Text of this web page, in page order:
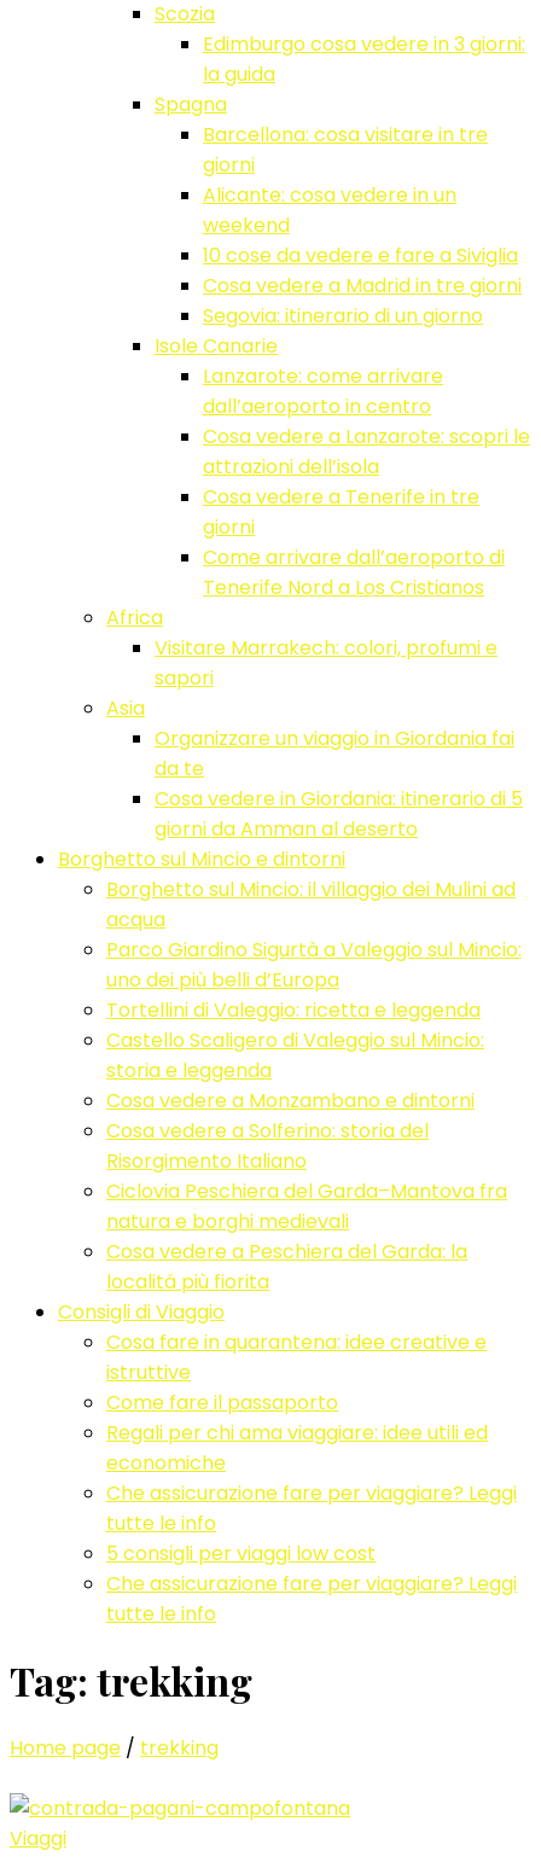
Scozia
Edimburgo cosa vedere in 3 giorni:
la guida
Spagna
Barcellona: cosa visitare in tre
giorni
Alicante: cosa vedere in un
weekend
10 cose da vedere e fare a Siviglia
Cosa vedere a Madrid in tre giorni
Segovia: itinerario di un giorno
Isole Canarie
Lanzarote: come arrivare
dall’aeroporto in centro
Cosa vedere a Lanzarote: scopri le
attrazioni dell’isola
Cosa vedere a Tenerife in tre
giorni
Come arrivare dall’aeroporto di
Tenerife Nord a Los Cristianos
Africa
Visitare Marrakech: colori, profumi e
sapori
Asia
Organizzare un viaggio in Giordania fai
da te
Cosa vedere in Giordania: itinerario di 5
giorni da Amman al deserto
Borghetto sul Mincio e dintorni
Borghetto sul Mincio: il villaggio dei Mulini ad
acqua
Parco Giardino Sigurtà a Valeggio sul Mincio:
uno dei più belli d’Europa
Tortellini di Valeggio: ricetta e leggenda
Castello Scaligero di Valeggio sul Mincio:
storia e leggenda
Cosa vedere a Monzambano e dintorni
Cosa vedere a Solferino: storia del
Risorgimento Italiano
Ciclovia Peschiera del Garda–Mantova fra
natura e borghi medievali
Cosa vedere a Peschiera del Garda: la
localitá più fiorita
Consigli di Viaggio
Cosa fare in quarantena: idee creative e
istruttive
Come fare il passaporto
Regali per chi ama viaggiare: idee utili ed
economiche
Che assicurazione fare per viaggiare? Leggi
tutte le info
5 consigli per viaggi low cost
Che assicurazione fare per viaggiare? Leggi
tutte le info
Tag: trekking
Home page / trekking
Viaggi